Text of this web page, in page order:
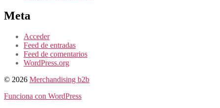
Meta
Acceder
Feed de entradas
Feed de comentarios
WordPress.org
© 2026 Merchandising b2b
Funciona con WordPress